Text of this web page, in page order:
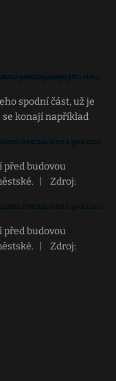
spodní část, už je
se konají například
před budovou
Zdroj:
před budovou
Zdroj: